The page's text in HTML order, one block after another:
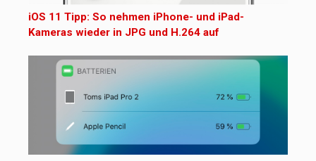
iOS 11 Tipp: So nehmen iPhone- und iPad-
Kameras wieder in JPG und H.264 auf